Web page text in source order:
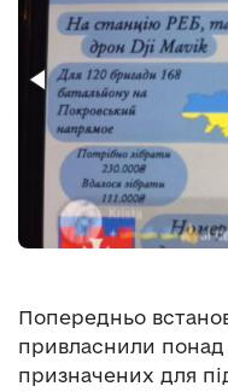
Попередньо
привласнили понад
призначених для